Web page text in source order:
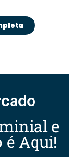
e
é Aqui!